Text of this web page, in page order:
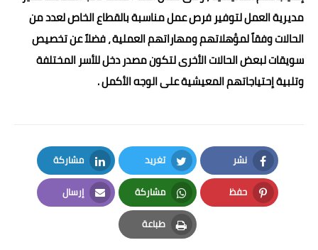
مديرية العمل لتوفير فرص عمل مناسبة بالقطاع الخاص لعدد من
الحالات وفقاً لمؤهلاتهم ومهاراتهم العملية ، فضلاً عن تخصيص
سويقات لبعض الحالات الأخرى لتكون مصدر دخل للأسر المختلفة
وتلبية إحتياجاتهم المعيشية على الوجه الأكمل .
نشر
Facebook
تغريد
Twitter
مشاركة
LinkedIn
حفظ
Pinterest
مشاركة
Whatsapp
إرسال
Email
طباعة
Print